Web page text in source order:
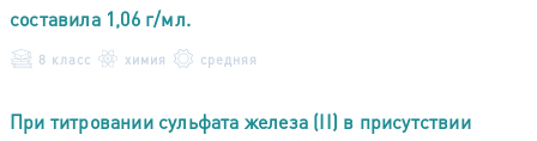
составила 1,06 г/мл.
8 класс химия средняя
При титровании сульфата железа (II) в присутствии